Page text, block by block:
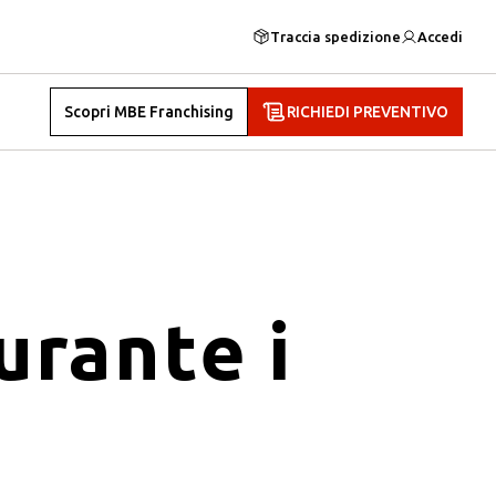
Traccia spedizione Accedi
Scopri MBE Franchising RICHIEDI PREVENTIVO
i